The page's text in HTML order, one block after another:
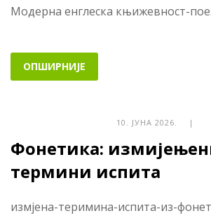
Модерна енглеска књижевност-
ОПШИРНИЈЕ
10. ЈУНА 2026. |
Фонетика:
термини испита
измјена-теримина-испита-из-